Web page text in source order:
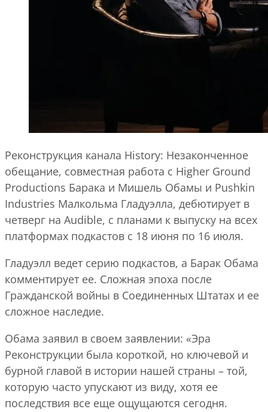
Реконструкция канала History: Незаконченное
обещание, совместная работа с Higher Ground
Productions Барака и Мишель Обамы и Pushkin
Industries Малкольма Гладуэлла, дебютирует в
четверг на Audible, с планами к выпуску на всех
платформах подкастов с 18 июня по 16 июля.
Гладуэлл ведет серию подкастов, а Барак Обама
комментирует ее. Сложная эпоха после
Гражданской войны в Соединенных Штатах и ее
сложное наследие.
Обама заявил в своем заявлении: «Эра
Реконструкции была короткой, но ключевой и
бурной главой в истории нашей страны – той,
которую часто упускают из виду, хотя ее
последствия все еще ощущаются сегодня.